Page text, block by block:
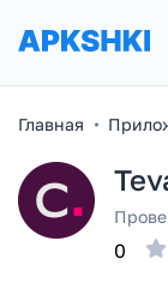
Главная
0